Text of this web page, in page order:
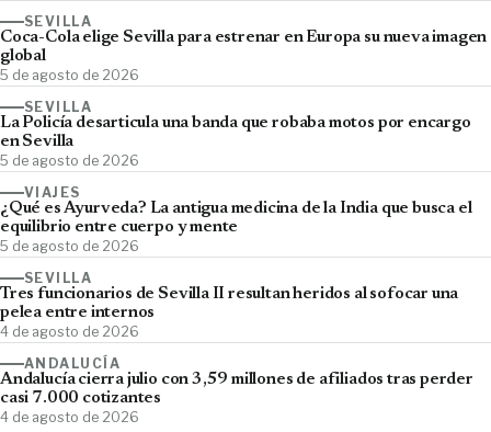
SEVILLA
Coca-Cola elige Sevilla para estrenar en Europa su nueva imagen
global
5 de agosto de 2026
SEVILLA
La Policía desarticula una banda que robaba motos por encargo
en Sevilla
5 de agosto de 2026
VIAJES
¿Qué es Ayurveda? La antigua medicina de la India que busca el
equilibrio entre cuerpo y mente
5 de agosto de 2026
SEVILLA
Tres funcionarios de Sevilla II resultan heridos al sofocar una
pelea entre internos
4 de agosto de 2026
ANDALUCÍA
Andalucía cierra julio con 3,59 millones de afiliados tras perder
casi 7.000 cotizantes
4 de agosto de 2026